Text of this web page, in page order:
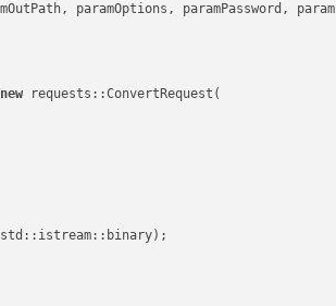
paramOptions, paramPassword,
new requests::ConvertRequest(
;